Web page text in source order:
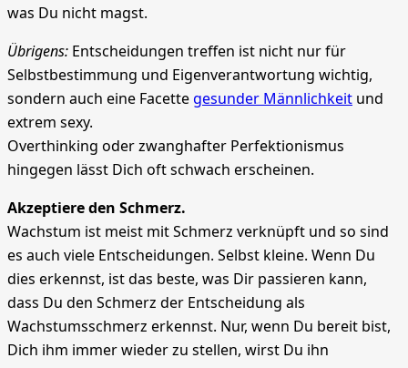
was Du nicht magst.
Übrigens: Entscheidungen treffen ist nicht nur für
Selbstbestimmung und Eigenverantwortung wichtig,
sondern auch eine Facettegesunder Männlichkeit und
extrem sexy.
Overthinking oder zwanghafter Perfektionismus
hingegen lässt Dich oft schwach erscheinen.
Akzeptiere den Schmerz.
Wachstum ist meist mit Schmerz verknüpft und so sind
es auch viele Entscheidungen. Selbst kleine. Wenn Du
dies erkennst, ist das beste, was Dir passieren kann,
dass Du den Schmerz der Entscheidung als
Wachstumsschmerz erkennst. Nur, wenn Du bereit bist,
Dich ihm immer wieder zu stellen, wirst Du ihn